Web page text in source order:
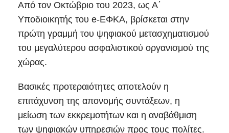
Από τον Οκτώβριο του 2023, ως Α΄
Υποδιοικητής του e-ΕΦΚΑ, βρίσκεται στην
πρώτη γραμμή του ψηφιακού μετασχηματισμού
του μεγαλύτερου ασφαλιστικού οργανισμού της
χώρας.
Βασικές προτεραιότητες αποτελούν η
επιτάχυνση της απονομής συντάξεων, η
μείωση των εκκρεμοτήτων και η αναβάθμιση
των ψηφιακών υπηρεσιών προς τους πολίτες.